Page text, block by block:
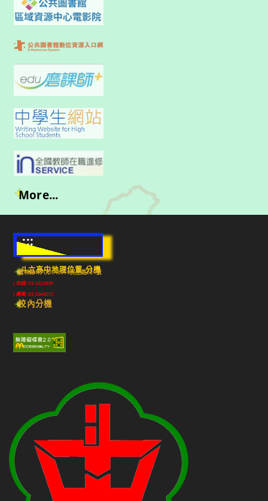
More...
:::
斗六高中地理位置-分機
雲林縣斗六市640010民生路224號
(市話) 05-5322039
(傳真) 05-5348213
校內分機